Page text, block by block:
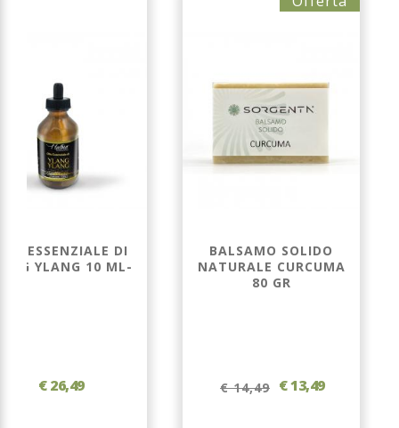
ESSENZIALE DI
YLANG 10 ML-
€ 26,49
BALSAMO SOLIDO
NATURALE CURCUMA
80 GR
€ 14,49 € 13,49